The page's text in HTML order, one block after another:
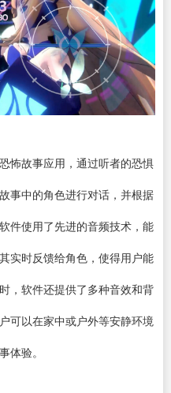
怖故事应用，通过听者的恐惧
事中的角色进行对话，并根据
件使用了先进的音频技术，能
实时反馈给角色，使得用户能
，软件还提供了多种音效和背
可以在家中或户外等安静环境
体验。